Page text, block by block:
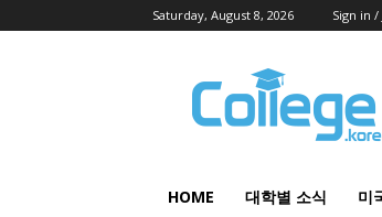
Saturday, August 8, 2026 Sign in /
Inside
HOME 대학별 소식 미